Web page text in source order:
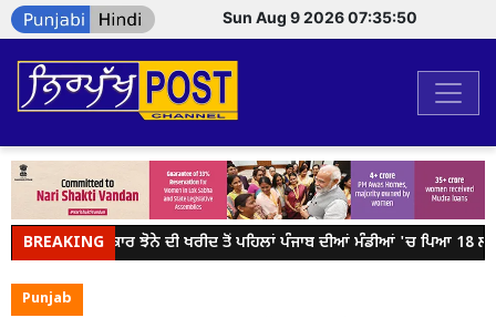
Sun Aug 9 2026 07:35:50
BREAKING
ਕੇਂਦਰ ਸਰਕਾਰ ਝੋਨੇ ਦੀ ਖਰੀਦ ਤੋਂ ਪਹਿਲਾਂ ਪੰਜਾਬ ਦੀਆਂ ਮੰਡੀਆਂ 'ਚ ਪਿਆ 18 ਲੱਖ
Punjab